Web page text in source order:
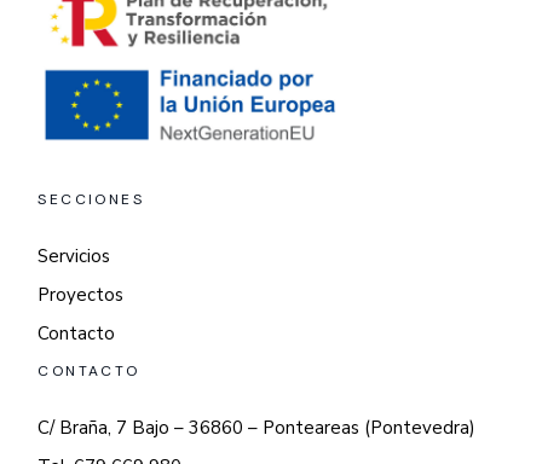
SECCIONES
Servicios
Proyectos
Contacto
CONTACTO
C/ Braña, 7 Bajo – 36860 – Ponteareas (Pontevedra)